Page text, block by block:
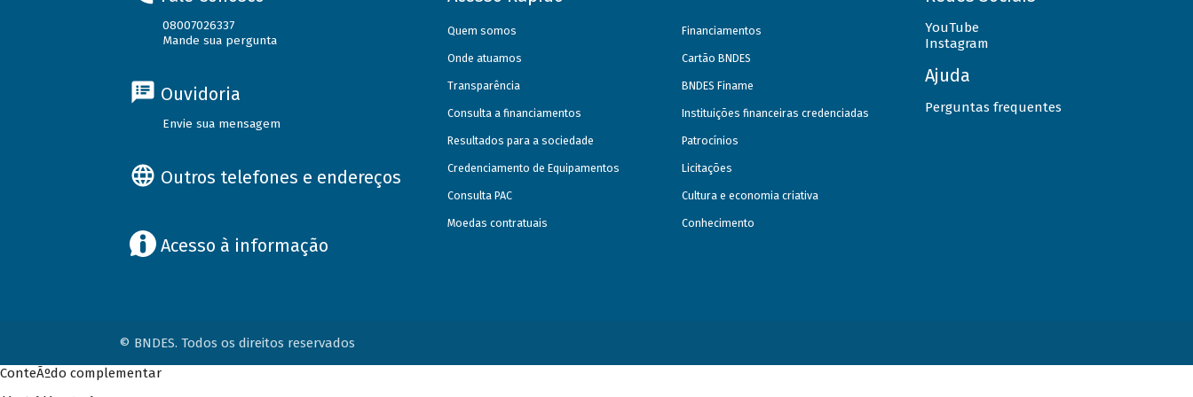
08007026337
Mande sua pergunta
Ouvidoria
Envie sua mensagem
Outros telefones e endereços
Acesso à informação
Quem somos
Onde atuamos
Transparência
Consulta a financiamentos
Resultados para a sociedade
Credenciamento de Equipamentos
Consulta PAC
Moedas contratuais
Financiamentos
Cartão BNDES
BNDES Finame
Instituições financeiras credenciadas
Patrocínios
Licitações
Cultura e economia criativa
Conhecimento
YouTube
Instagram
Ajuda
Perguntas frequentes
© BNDES. Todos os direitos reservados
ConteÃºdo complementar